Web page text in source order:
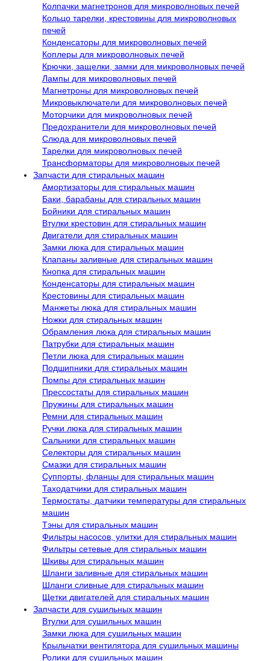
Колпачки магнетронов для микроволновых печей
Кольцо тарелки, крестовины для микроволновых
печей
Конденсаторы для микроволновых печей
Коплеры для микроволновых печей
Крючки, защелки, замки для микроволновых печей
Лампы для микроволновых печей
Магнетроны для микроволновых печей
Микровыключатели для микроволновых печей
Моторчики для микроволновых печей
Предохранители для микроволновых печей
Слюда для микроволновых печей
Тарелки для микроволновых печей
Трансформаторы для микроволновых печей
Запчасти для стиральных машин
Амортизаторы для стиральных машин
Баки, барабаны для стиральных машин
Бойники для стиральных машин
Втулки крестовин для стиральных машин
Двигатели для стиральных машин
Замки люка для стиральных машин
Клапаны заливные для стиральных машин
Кнопка для стиральных машин
Конденсаторы для стиральных машин
Крестовины для стиральных машин
Манжеты люка для стиральных машин
Ножки для стиральных машин
Обрамления люка для стиральных машин
Патрубки для стиральных машин
Петли люка для стиральных машин
Подшипники для стиральных машин
Помпы для стиральных машин
Прессостаты для стиральных машин
Пружины для стиральных машин
Ремни для стиральных машин
Ручки люка для стиральных машин
Сальники для стиральных машин
Селекторы для стиральных машин
Смазки для стиральных машин
Суппорты, фланцы для стиральных машин
Таходатчики для стиральных машин
Термостаты, датчики температуры для стиральных
машин
Тэны для стиральных машин
Фильтры насосов, улитки для стиральных машин
Фильтры сетевые для стиральных машин
Шкивы для стиральных машин
Шланги заливные для стиральных машин
Шланги сливные для стиральных машин
Щетки двигателей для стиральных машин
Запчасти для сушильных машин
Втулки для сушильных машин
Замки люка для сушильных машин
Крыльчатки вентилятора для сушильных машины
Ролики для сушильных машин